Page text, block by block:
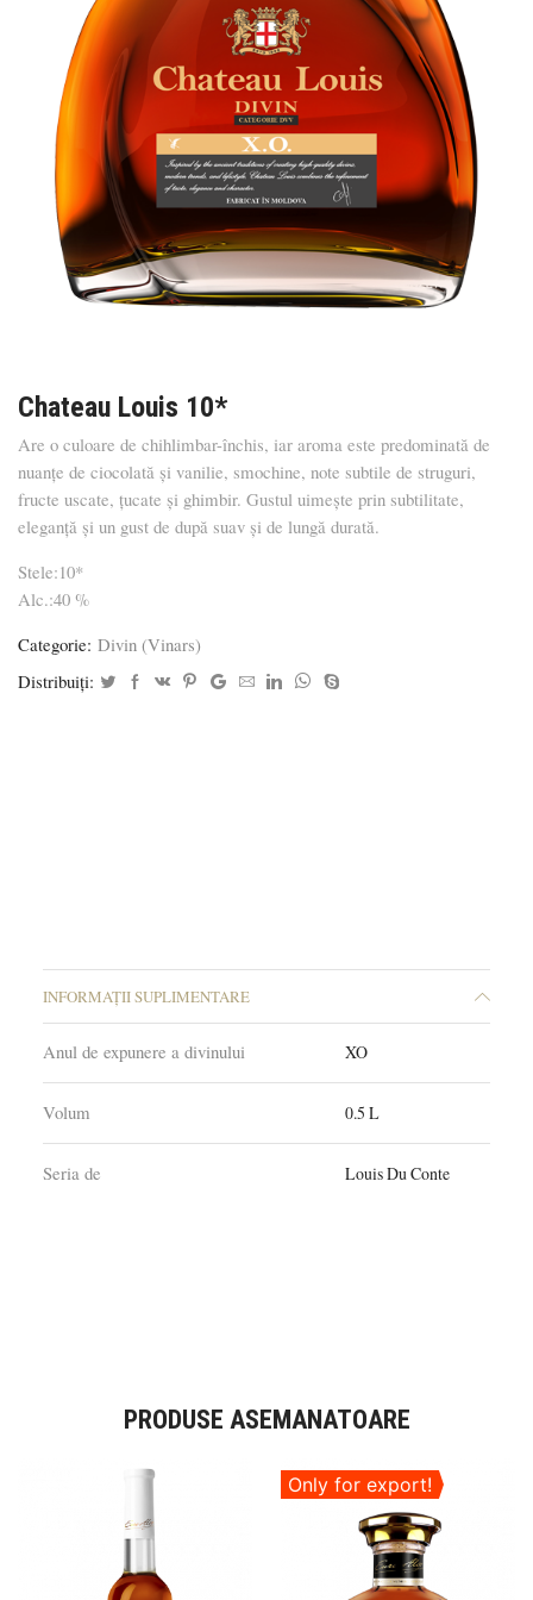
Chateau Louis 10*
Are o culoare de chihlimbar-închis, iar aroma este predominată de
nuanțe de ciocolată și vanilie, smochine, note subtile de struguri,
fructe uscate, țucate și ghimbir. Gustul uimește prin subtilitate,
eleganță și un gust de după suav și de lungă durată.
Stele:10*
Alc.:40 %
Categorie: Divin (Vinars)
Distribuiți:
INFORMAȚII SUPLIMENTARE
Anul de expunere a divinului XO
Volum 0.5 L
Seria de Louis Du Conte
PRODUSE ASEMANATOARE
Only for export!